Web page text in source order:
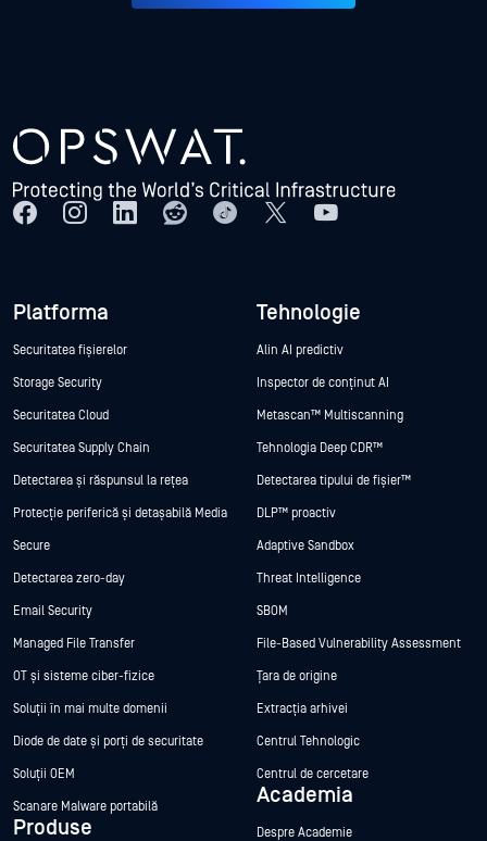
Platforma
Securitatea fișierelor
Storage Security
Securitatea Cloud
Securitatea Supply Chain
Detectarea și răspunsul la rețea
Protecție periferică și detașabilă Media
Secure
Detectarea zero-day
Email Security
Managed File Transfer
OT și sisteme ciber-fizice
Soluții în mai multe domenii
Diode de date și porți de securitate
Soluții OEM
Scanare Malware portabilă
Produse
Tehnologie
Alin AI predictiv
Inspector de conținut AI
Metascan™ Multiscanning
Tehnologia Deep CDR™
Detectarea tipului de fișier™
DLP™ proactiv
Adaptive Sandbox
Threat Intelligence
SBOM
File-Based Vulnerability Assessment
Țara de origine
Extracția arhivei
Centrul Tehnologic
Centrul de cercetare
Academia
Despre Academie